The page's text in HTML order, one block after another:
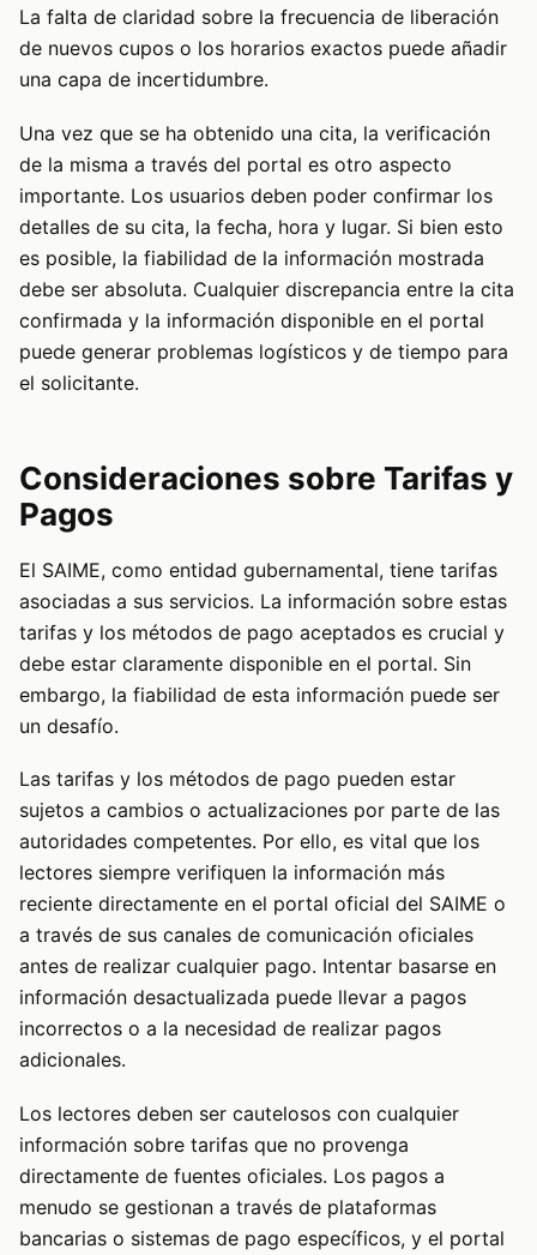
La falta de claridad sobre la frecuencia de liberación
de nuevos cupos o los horarios exactos puede añadir
una capa de incertidumbre.
Una vez que se ha obtenido una cita, la verificación
de la misma a través del portal es otro aspecto
importante. Los usuarios deben poder confirmar los
detalles de su cita, la fecha, hora y lugar. Si bien esto
es posible, la fiabilidad de la información mostrada
debe ser absoluta. Cualquier discrepancia entre la cita
confirmada y la información disponible en el portal
puede generar problemas logísticos y de tiempo para
el solicitante.
Consideraciones sobre Tarifas y
Pagos
El SAIME, como entidad gubernamental, tiene tarifas
asociadas a sus servicios. La información sobre estas
tarifas y los métodos de pago aceptados es crucial y
debe estar claramente disponible en el portal. Sin
embargo, la fiabilidad de esta información puede ser
un desafío.
Las tarifas y los métodos de pago pueden estar
sujetos a cambios o actualizaciones por parte de las
autoridades competentes. Por ello, es vital que los
lectores siempre verifiquen la información más
reciente directamente en el portal oficial del SAIME o
a través de sus canales de comunicación oficiales
antes de realizar cualquier pago. Intentar basarse en
información desactualizada puede llevar a pagos
incorrectos o a la necesidad de realizar pagos
adicionales.
Los lectores deben ser cautelosos con cualquier
información sobre tarifas que no provenga
directamente de fuentes oficiales. Los pagos a
menudo se gestionan a través de plataformas
bancarias o sistemas de pago específicos, y el portal